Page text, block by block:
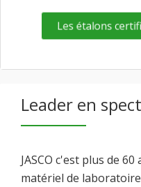
Les étalons
Leader en
JASCO c'est plus de
matériel de